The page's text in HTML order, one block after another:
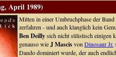
April 1989)
Mitten in einer Umbruchphase der
zerfahren - und auch klanglich kein
Ben Deillysich nicht stilistisch einigen
genauso wieJ Mascisvon Dinosaur Jr.
Dando dominiert wurde, der auch